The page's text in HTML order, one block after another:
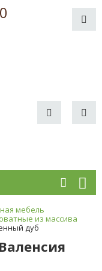
мебель
из массива
дуб